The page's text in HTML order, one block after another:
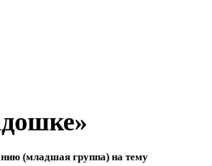
(младшая группа) на тему